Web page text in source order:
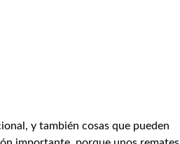
y también cosas que pueden